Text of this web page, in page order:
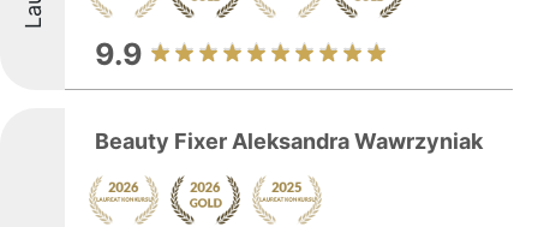
9.9
Beauty Fixer Aleksandra Wawrzyniak